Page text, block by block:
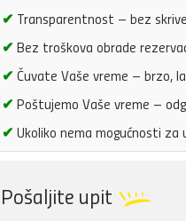
✔ Transparentnost – bez
✔ Bez troškova obrade
✔ Čuvate Vaše vreme – brzo,
✔ Poštujemo Vaše vreme –
✔ Ukoliko nema mogućnosti
Pošaljite upit